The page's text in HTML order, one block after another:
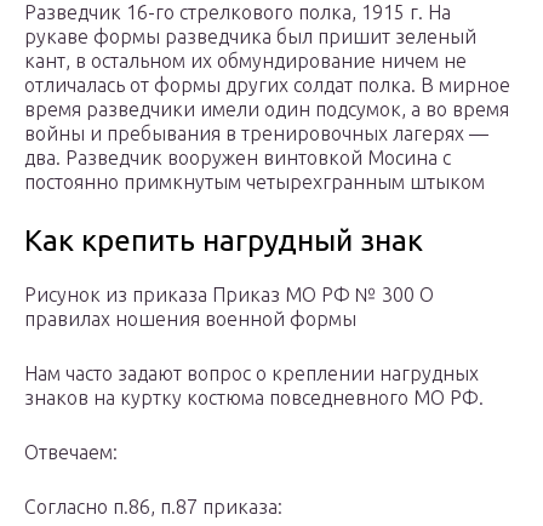
Разведчик 16-го стрелкового полка, 1915 г. На
рукаве формы разведчика был пришит зеленый
кант, в остальном их обмундирование ничем не
отличалась от формы других солдат полка. В мирное
время разведчики имели один подсумок, а во время
войны и пребывания в тренировочных лагерях —
два. Разведчик вооружен винтовкой Мосина с
постоянно примкнутым четырехгранным штыком
Как крепить нагрудный знак
Рисунок из приказа Приказ МО РФ № 300 О
правилах ношения военной формы
Нам часто задают вопрос о креплении нагрудных
знаков на куртку костюма повседневного МО РФ.
Отвечаем:
Согласно п.86, п.87 приказа: